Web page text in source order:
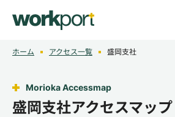
ホーム アクセス一覧 盛岡支社
Morioka Accessmap
盛岡支社アクセスマップ